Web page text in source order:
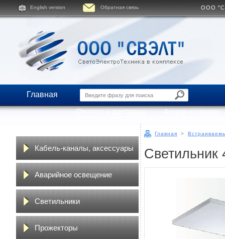
English version Обратная связь ООО
Главная
Оплата и доставка Акции и скидки
Кабель-каналы, аксессуары
Аварийное освещение
Светильники
Прожекторы
Главная >
Светильник